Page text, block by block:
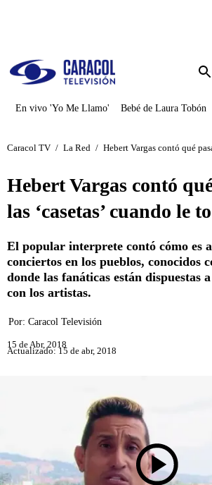
Pura
En vivo 'Yo Me Llamo' Bebé de Laura Tobón
Caracol TV / La Red / Hebert Vargas contó qué
Hebert Vargas contó
las ‘casetas’ cuando le
El popular interprete contó cómo es
conciertos en los pueblos, conocidos
donde las fanáticas están dispuestas
con los artistas.
Por: Caracol Televisión
15 de Abr, 2018
Actualizado: 15 de abr, 2018